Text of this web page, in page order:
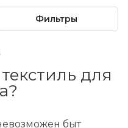
Фильтры
для
быт